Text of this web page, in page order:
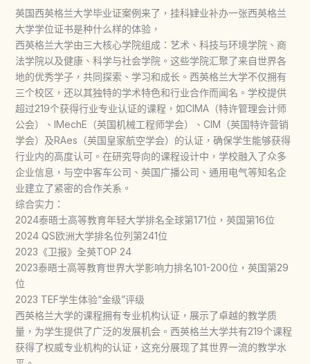
英国西英格兰大学毕业证案例来了，挂科肄业补办一张西英格兰
大学学位证书是种什么样的体验，
西英格兰大学由三大核心学院组成：艺术、科技与环境学院、商
法学院以及健康、科学与社会学院。这些学院汇聚了来自世界各
地的优秀学子，共同探索、学习和成长。西英格兰大学不仅拥有
三个校区，还以其独特的学术特色和行业合作而闻名。学校提供
超过219个获得行业专业认证的课程，如CIMA（特许管理会计师
公会）、IMechE（英国机械工程师学会）、CIM（英国特许营销
学会）及RAes（英国皇家航空学会）的认证，确保学生能够获得
行业内的高度认可。在研究导向的课程设计中，学校融入了众多
企业信息，与空中客车公司、英国广播公司、通用电气等知名企
业建立了紧密的合作关系。
综合实力：
2024泰晤士高等教育年轻大学排名全球第171位，英国第16位
2024 QS欧洲大学排名位列第241位
2023《卫报》全英TOP 24
2023泰晤士高等教育世界大学影响力排名101-200位，英国第29
位
2023 TEF学生体验“金级”评级
西英格兰大学的课程拥有专业机构认证，展示了卓越的教学质
量，为学生提供了广泛的发展机会。西英格兰大学共有219个课程
获得了权威专业机构的认证，这充分展现了其世界一流的教学水